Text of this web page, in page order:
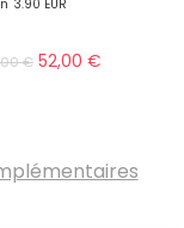
3.90 EUR
€ 52,00 €